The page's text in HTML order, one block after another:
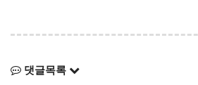
댓글목록